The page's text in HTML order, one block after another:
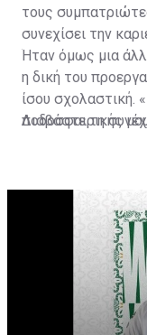
τους
συνεχίσει την
Ήταν όμως μια
η δική του
ίσου σχολαστική.
ποδοσφαιρικής
Διαβάστε τη